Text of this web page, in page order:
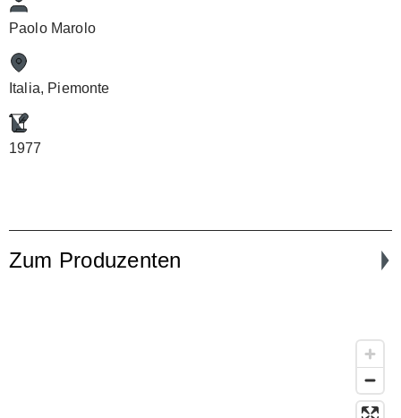
Paolo Marolo
Italia, Piemonte
1977
Zum Produzenten